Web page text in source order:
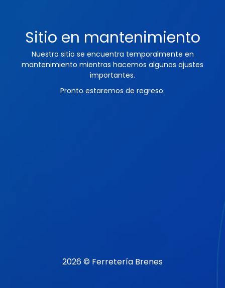
Sitio en mantenimiento
Nuestro sitio se encuentra temporalmente en
mantenimiento mientras hacemos algunos ajustes
importantes.
Pronto estaremos de regreso.
2026 © Ferretería Brenes